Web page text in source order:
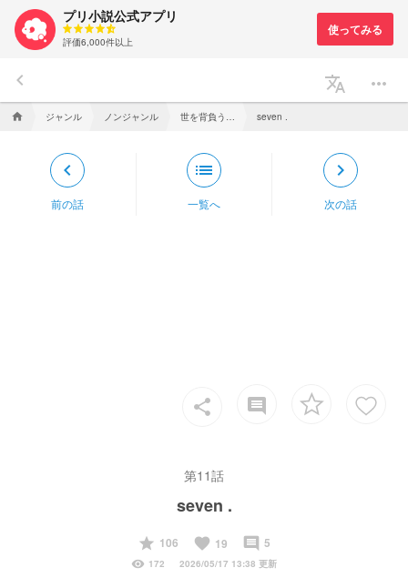
プリ小説公式アプリ
評価6,000件以上
keyboard_arrow_left translate more_horiz
home ジャンル ノンジャンル 世を背負う仲間よ,自我を持て【d！】
seven .
keyboard_arrow_left
前の話
list
一覧へ
keyboard_arrow_right
次の話
share insert_comment
第11話
seven .
start
106 favorite 19 insert_comment 5
visibility 172 2026/05/17 13:38 更新